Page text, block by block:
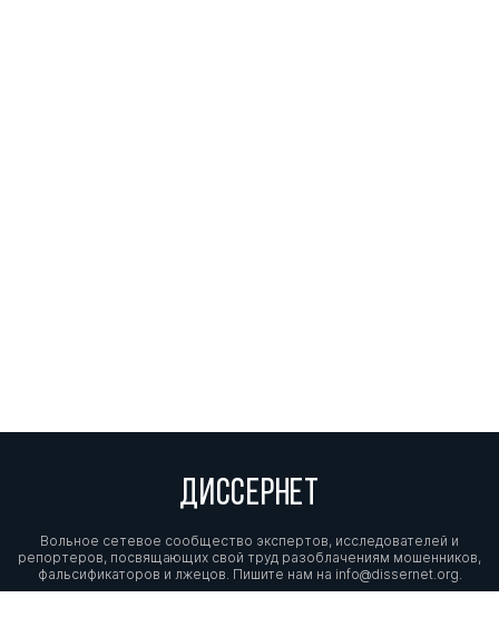
ДИССЕРНЕТ
Вольное сетевое сообщество экспертов, исследователей и
репортеров, посвящающих свой труд разоблачениям мошенников,
фальсификаторов и лжецов. Пишите нам на info@dissernet.org.